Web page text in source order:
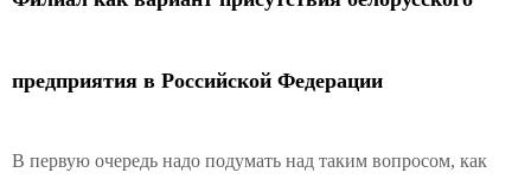
предприятия в Российской Федерации
В первую очередь надо подумать над таким вопросом, как